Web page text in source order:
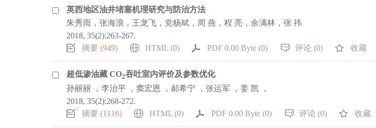
英西地区油井堵塞机理研究与防治方法
朱秀雨，张海浪，王龙飞，党杨斌，周 燕，程 亮，余满林，张 祎
2018, 35(2):263-267.
摘要 (949) HTML (0) PDF 0.00 Byte (0) 评论 (0) 收藏
超低渗油藏 CO2吞吐室内评价及参数优化
孙丽丽 ，李治平 ，窦宏恩 ，郝希宁 ，张运军 ，姜 凯 ，
2018, 35(2):268-272.
摘要 (1116) HTML (0) PDF 0.00 Byte (0) 评论 (0) 收藏